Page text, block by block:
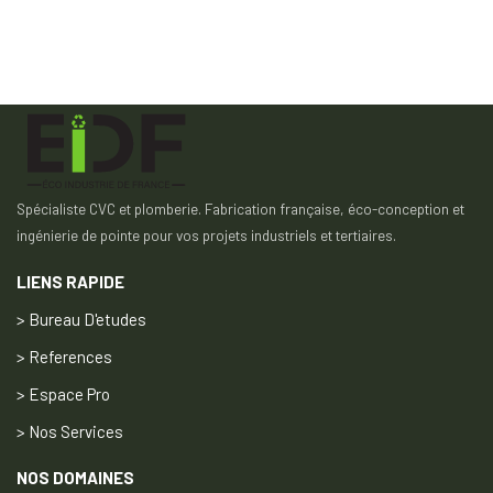
Spécialiste CVC et plomberie. Fabrication française, éco-conception et
ingénierie de pointe pour vos projets industriels et tertiaires.
LIENS RAPIDE
> Bureau D'etudes
> References
> Espace Pro
> Nos Services
NOS DOMAINES